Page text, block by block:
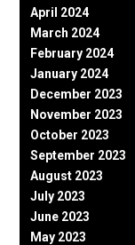
April 2024
March 2024
February 2024
January 2024
December 2023
November 2023
October 2023
September 2023
August 2023
July 2023
June 2023
May 2023